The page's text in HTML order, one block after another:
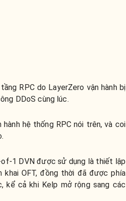
RPC do LayerZero vận hành bị
DDoS cùng lúc.
hệ thống RPC nói trên, và coi
1 DVN được sử dụng là thiết lập
OFT, đồng thời đã được phía
kể cả khi Kelp mở rộng sang các